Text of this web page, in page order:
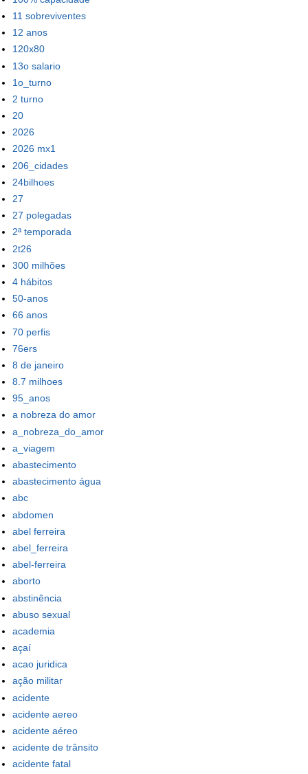
11 sobreviventes
12 anos
120x80
13o salario
1o_turno
2 turno
20
2026
2026 mx1
206_cidades
24bilhoes
27
27 polegadas
2ª temporada
2t26
300 milhões
4 hábitos
50-anos
66 anos
70 perfis
76ers
8 de janeiro
8.7 milhoes
95_anos
a nobreza do amor
a_nobreza_do_amor
a_viagem
abastecimento
abastecimento água
abc
abdomen
abel ferreira
abel_ferreira
abel-ferreira
aborto
abstinência
abuso sexual
academia
açaí
acao juridica
ação militar
acidente
acidente aereo
acidente aéreo
acidente de trânsito
acidente fatal